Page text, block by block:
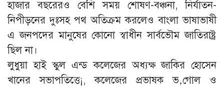
হাজার বছরেরও বেশি সময় শোষণ-বঞ্চনা, নির্যাতন-
নিপীড়নের দুঃসহ পথ অতিক্রম করলেও বাংলা ভাষাভাষী
এ জনপদের মানুষের কোনো স্বাধীন সার্বভৌম জাতিরাষ্ট্র
ছিল না।
লুধুয়া হাই স্কুল এন্ড কলেজের অধ্যক্ষ জাকির হোসেন
খানের সভাপতিত্তে¡, কলেজের প্রভাষক ভ‚গোল ও